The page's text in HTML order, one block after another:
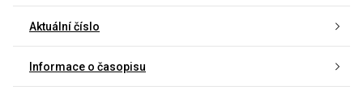
Aktuální číslo
Informace o časopisu